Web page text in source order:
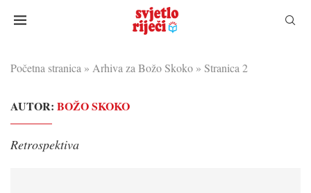
Početna stranica » Arhiva za Božo Skoko » Stranica 2
AUTOR: BOŽO SKOKO
Retrospektiva